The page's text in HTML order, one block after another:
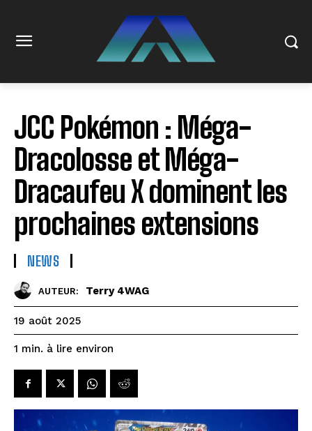
JCC Pokémon : Méga-
Dracolosse et Méga-
Dracaufeu X dominent les
prochaines extensions
NEWS
AUTEUR: Terry 4WAG
19 août 2025
1 min. à lire environ